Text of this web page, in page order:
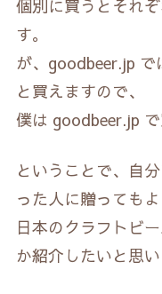
個別に買うとそれ
す。
が、goodbeer.jp で
と買えますので、
僕は goodbeer.jp で
ということで、自
った人に贈ってもよ
日本のクラフトビ
か紹介したいと思い